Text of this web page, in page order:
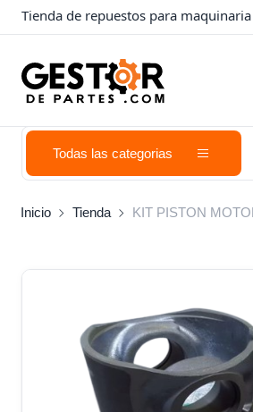
Tienda de repuestos para
Todas las categorias
Inicio Tienda KIT PISTON